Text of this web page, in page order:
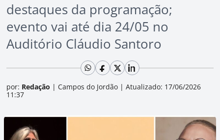
destaques da programação;
evento vai até dia 24/05 no
Auditório Cláudio Santoro
por: Redação | Campos do Jordão | Atualizado: 17/06/2026
11:37